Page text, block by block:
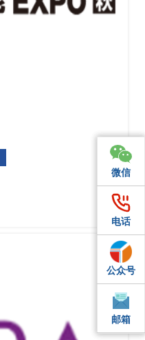
微信
电话
QQ
邮箱
微信
电话
QQ
邮箱
微信
电话
公众号
邮箱